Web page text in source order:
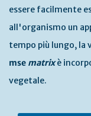
essere facilmente
all'organismo un
tempo più lungo,
mse matrixè
vegetale.